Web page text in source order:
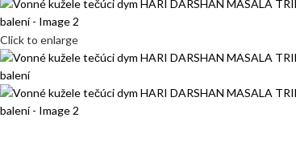
Click to enlarge